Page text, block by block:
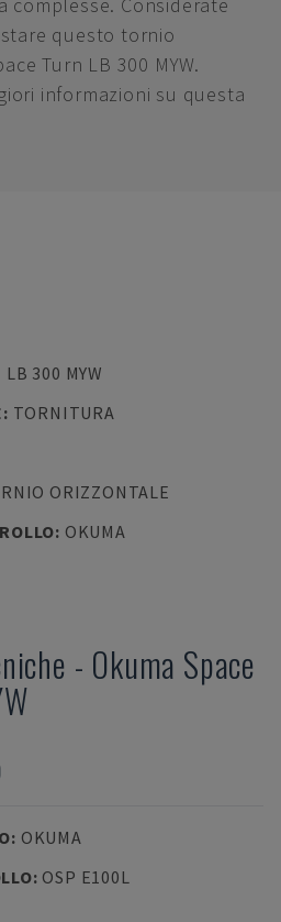
questo tornio
Turn LB 300 MYW.
informazioni su questa
LB 300 MYW
: TORNITURA
ORIZZONTALE
: OKUMA
- Okuma Space
: OKUMA
: OSP Е100L